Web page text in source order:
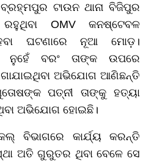
ଟାଉନ ଥାନା ବିଜିପୁର
OMV କନଷ୍ଟେବଳ
ଘଟଣାରେ ନୂଆ ମୋଡ଼।
ନୁହେଁ ବରଂ ତାଙ୍କ ଉପରେ
ଅଭିଯୋଗ ଆଣିଛନ୍ତି
ପତ୍ନୀ ତାଙ୍କୁ ହତ୍ୟା
ଅଭିଯୋଗ ହୋଇଛି।
ବିଭାଗରେ କାର୍ଯ୍ୟ କରନ୍ତି
ଅତି ଗୁରୁତର ଥିବା ବେଳେ ସେ